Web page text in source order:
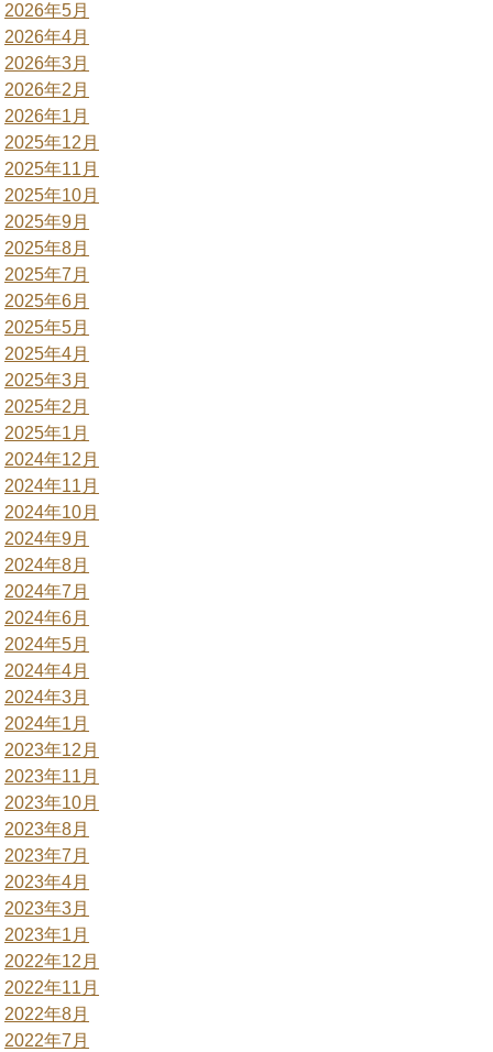
2026年5月
2026年4月
2026年3月
2026年2月
2026年1月
2025年12月
2025年11月
2025年10月
2025年9月
2025年8月
2025年7月
2025年6月
2025年5月
2025年4月
2025年3月
2025年2月
2025年1月
2024年12月
2024年11月
2024年10月
2024年9月
2024年8月
2024年7月
2024年6月
2024年5月
2024年4月
2024年3月
2024年1月
2023年12月
2023年11月
2023年10月
2023年8月
2023年7月
2023年4月
2023年3月
2023年1月
2022年12月
2022年11月
2022年8月
2022年7月